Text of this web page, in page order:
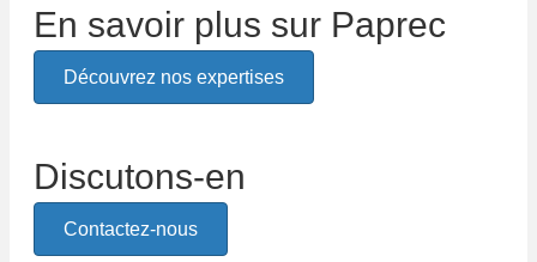
des
publications
En savoir plus sur Paprec
Découvrez nos expertises
Discutons-en
Contactez-nous